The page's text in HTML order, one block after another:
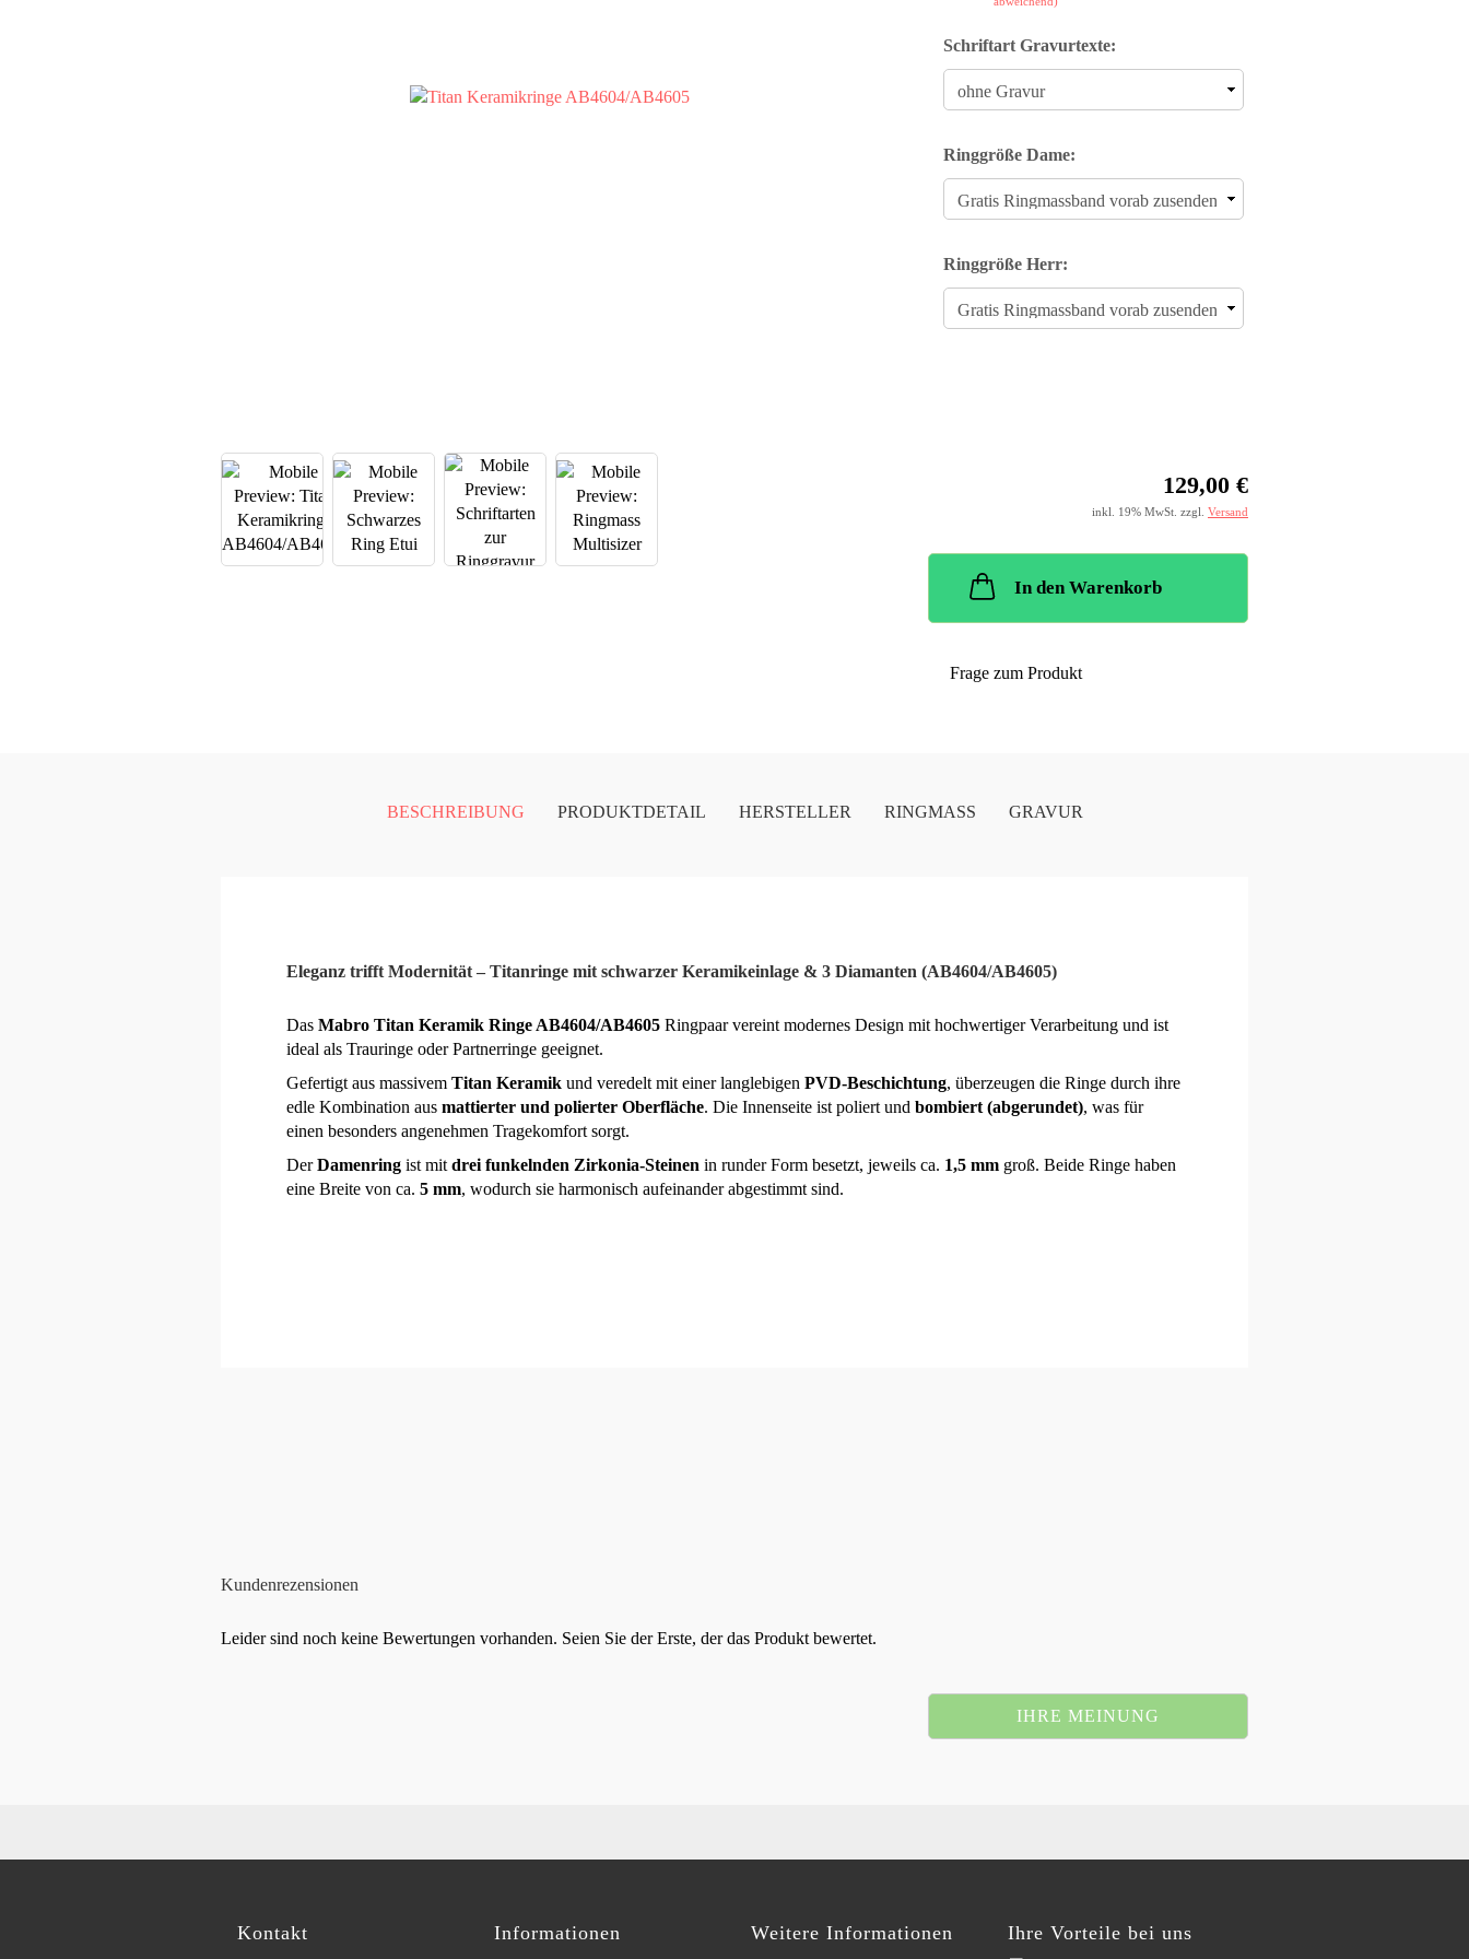
Schriftart Gravurtexte:
Ringgröße Dame:
Ringgröße Herr:
129,00 €
inkl. 19% MwSt. zzgl. Versand
In den Warenkorb
Frage zum Produkt
BESCHREIBUNG PRODUKTDETAIL HERSTELLER RINGMASS GRAVUR
Eleganz trifft Modernität – Titanringe mit schwarzer Keramikeinlage & 3 Diamanten (AB4604/AB4605)
Das Mabro Titan Keramik Ringe AB4604/AB4605 Ringpaar vereint modernes Design mit hochwertiger Verarbeitung und ist
ideal als Trauringe oder Partnerringe geeignet.
Gefertigt aus massivem Titan Keramik und veredelt mit einer langlebigen PVD-Beschichtung, überzeugen die Ringe durch ihre
edle Kombination aus mattierter und polierter Oberfläche. Die Innenseite ist poliert und bombiert (abgerundet), was für
einen besonders angenehmen Tragekomfort sorgt.
DerDamenring ist mit drei funkelnden Zirkonia-Steinen in runder Form besetzt, jeweils ca. 1,5 mm groß. Beide Ringe haben
eine Breite von ca. 5 mm, wodurch sie harmonisch aufeinander abgestimmt sind.
Kundenrezensionen
Leider sind noch keine Bewertungen vorhanden. Seien Sie der Erste, der das Produkt bewertet.
IHRE MEINUNG
Kontakt Informationen Weitere Informationen Ihre Vorteile bei uns